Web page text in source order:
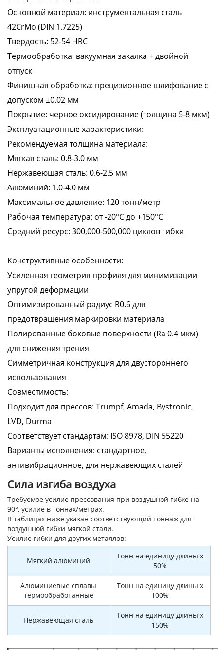
Основной материал: инструментальная сталь
42CrMo (DIN 1.7225)
Твердость: 52-54 HRC
Термообработка: вакуумная закалка + двойной
отпуск
Финишная обработка: прецизионное шлифование с
допуском ±0.02 мм
Покрытие: черное оксидирование (толщина 5-8 мкм)
Эксплуатационные характеристики:
Рекомендуемая толщина материала:
Мягкая сталь: 0.8-3.0 мм
Нержавеющая сталь: 0.6-2.5 мм
Алюминий: 1.0-4.0 мм
Максимальное давление: 120 тонн/метр
Рабочая температура: от -20°C до +150°C
Средний ресурс: 300,000-500,000 циклов гибки
Конструктивные особенности:
Усиленная геометрия профиля для минимизации
упругой деформации
Оптимизированный радиус R0.6 для
предотвращения маркировки материала
Полированные боковые поверхности (Ra 0.4 мкм)
для снижения трения
Симметричная конструкция для двустороннего
использования
Совместимость:
Подходит для прессов: Trumpf, Amada, Bystronic,
LVD, Durma
Соответствует стандартам: ISO 8978, DIN 55220
Варианты исполнения: стандартное,
антивибрационное, для нержавеющих сталей
Сила изгиба воздуха
Требуемое усилие прессования при воздушной гибке на
90°, усилие в тоннах/метрах.
В таблицах ниже указан соответствующий тоннаж для
воздушной гибки мягкой стали.
Усилие гибки для других металлов:
Мягкий алюминий
Тонн на единицу длины x
50%
Алюминиевые сплавы
термообработанные
Тонн на единицу длины x
100%
Нержавеющая сталь
Тонн на единицу длины x
150%